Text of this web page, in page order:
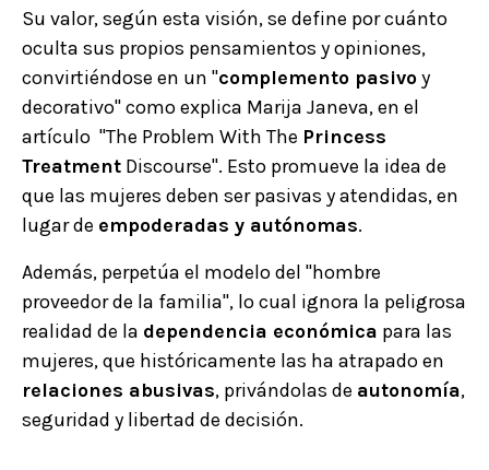
Su valor, según esta visión, se define por cuánto
oculta sus propios pensamientos y opiniones,
convirtiéndose en un "complemento pasivoy
decorativo" como explica Marija Janeva, en el
artículo "The Problem With The Princess
Treatment Discourse". Esto promueve la idea de
que las mujeres deben ser pasivas y atendidas, en
lugar de empoderadas y autónomas.
Además, perpetúa el modelo del "hombre
proveedor de la familia", lo cual ignora la peligrosa
realidad de la dependencia económica para las
mujeres, que históricamente las ha atrapado en
relaciones abusivas, privándolas de autonomía,
seguridad y libertad de decisión.